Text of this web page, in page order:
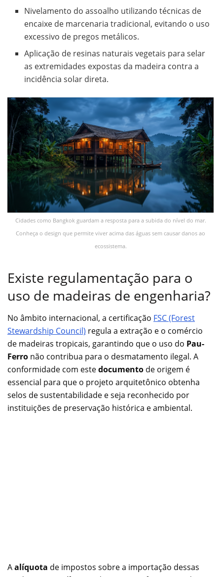
Nivelamento do assoalho utilizando técnicas de
encaixe de marcenaria tradicional, evitando o uso
excessivo de pregos metálicos.
Aplicação de resinas naturais vegetais para selar
as extremidades expostas da madeira contra a
incidência solar direta.
Cidades como Bangkok guardam a resposta para a subida do nível do mar.
Conheça o design que permite viver acima das águas sem causar danos ao
ecossistema.
Existe regulamentação para o
uso de madeiras de engenharia?
No âmbito internacional, a certificação FSC (Forest
Stewardship Council) regula a extração e o comércio
de madeiras tropicais, garantindo que o uso do Pau-
Ferro não contribua para o desmatamento ilegal. A
conformidade com estedocumento de origem é
essencial para que o projeto arquitetônico obtenha
selos de sustentabilidade e seja reconhecido por
instituições de preservação histórica e ambiental.
Aalíquota de impostos sobre a importação dessas